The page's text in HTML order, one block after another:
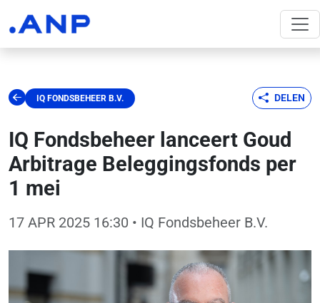
IQ FONDSBEHEER B.V. DELEN
IQ Fondsbeheer lanceert Goud
Arbitrage Beleggingsfonds per
1 mei
17 APR 2025 16:30 • IQ Fondsbeheer B.V.